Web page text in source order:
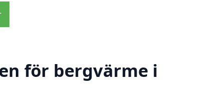
för bergvärme i